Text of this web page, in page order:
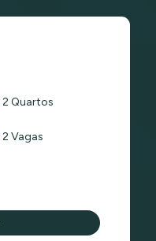
2 Quartos
2 Vagas